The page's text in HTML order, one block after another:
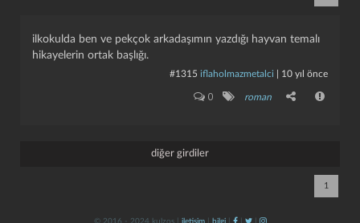
i̇lkokulda ben ve pekçok arkadaşımın yazdığı hayvan temalı
hikayelerin ortak başlığı.
#1315 iflaholmazmetalci 10 yıl önce
0 roman
diğer girdiler
1
© 2016 - 2024 kulzos | iletişim| bilgi| | |